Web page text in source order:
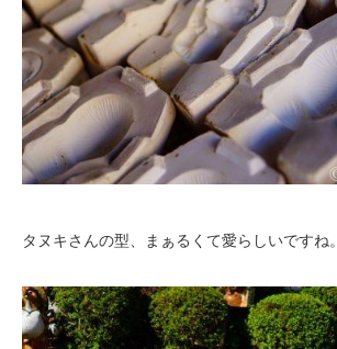
タヌキさんの型、まぁるくて愛らしいですね。